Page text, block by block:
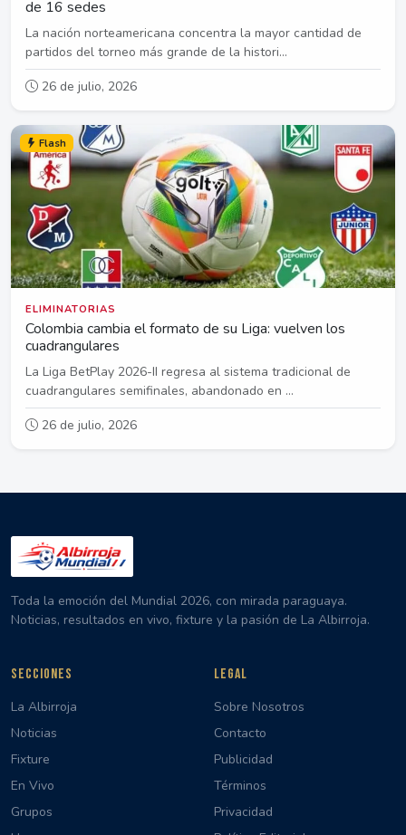
de 16 sedes
La nación norteamericana concentra la mayor cantidad de
partidos del torneo más grande de la histori...
26 de julio, 2026
Flash
ELIMINATORIAS
Colombia cambia el formato de su Liga: vuelven los
cuadrangulares
La Liga BetPlay 2026-II regresa al sistema tradicional de
cuadrangulares semifinales, abandonado en ...
26 de julio, 2026
Toda la emoción del Mundial 2026, con mirada paraguaya.
Noticias, resultados en vivo, fixture y la pasión de La Albirroja.
SECCIONES
La Albirroja
Noticias
Fixture
En Vivo
Grupos
LEGAL
Sobre Nosotros
Contacto
Publicidad
Términos
Privacidad